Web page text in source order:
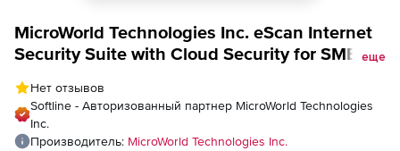
MicroWorld Technologies Inc. eScan Internet
Security Suite with Cloud Security for SMB
еще
Нет отзывов
Softline - Авторизованный партнер MicroWorld Technologies
Inc.
Производитель: MicroWorld Technologies Inc.